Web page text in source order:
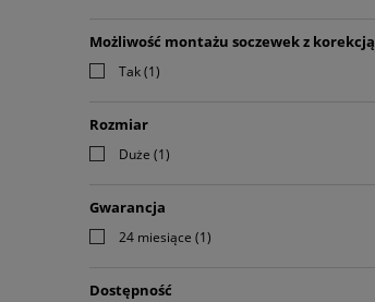
Możliwość montażu soczewek z korekcją
Tak(1)
Rozmiar
Duże (1)
Gwarancja
24 miesiące (1)
Dostępność